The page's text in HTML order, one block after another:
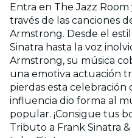
Entra en The Jazz
través de las canciones
Armstrong. Desde el
Sinatra hasta la voz
Armstrong, su música
una emotiva actuación
pierdas esta celebración
influencia dio forma al
popular. ¡Consigue tus
Tributo a Frank Sinatra